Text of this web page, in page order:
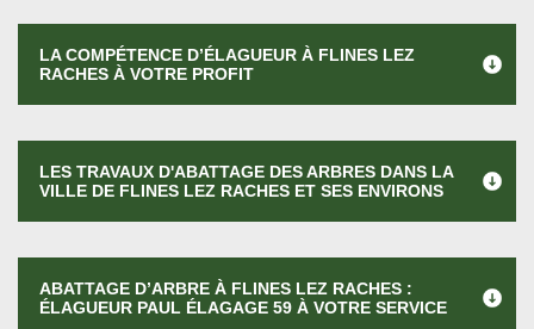
LA COMPÉTENCE D’ÉLAGUEUR À FLINES LEZ
RACHES À VOTRE PROFIT
LES TRAVAUX D'ABATTAGE DES ARBRES DANS LA
VILLE DE FLINES LEZ RACHES ET SES ENVIRONS
ABATTAGE D’ARBRE À FLINES LEZ RACHES :
ÉLAGUEUR PAUL ÉLAGAGE 59 À VOTRE SERVICE